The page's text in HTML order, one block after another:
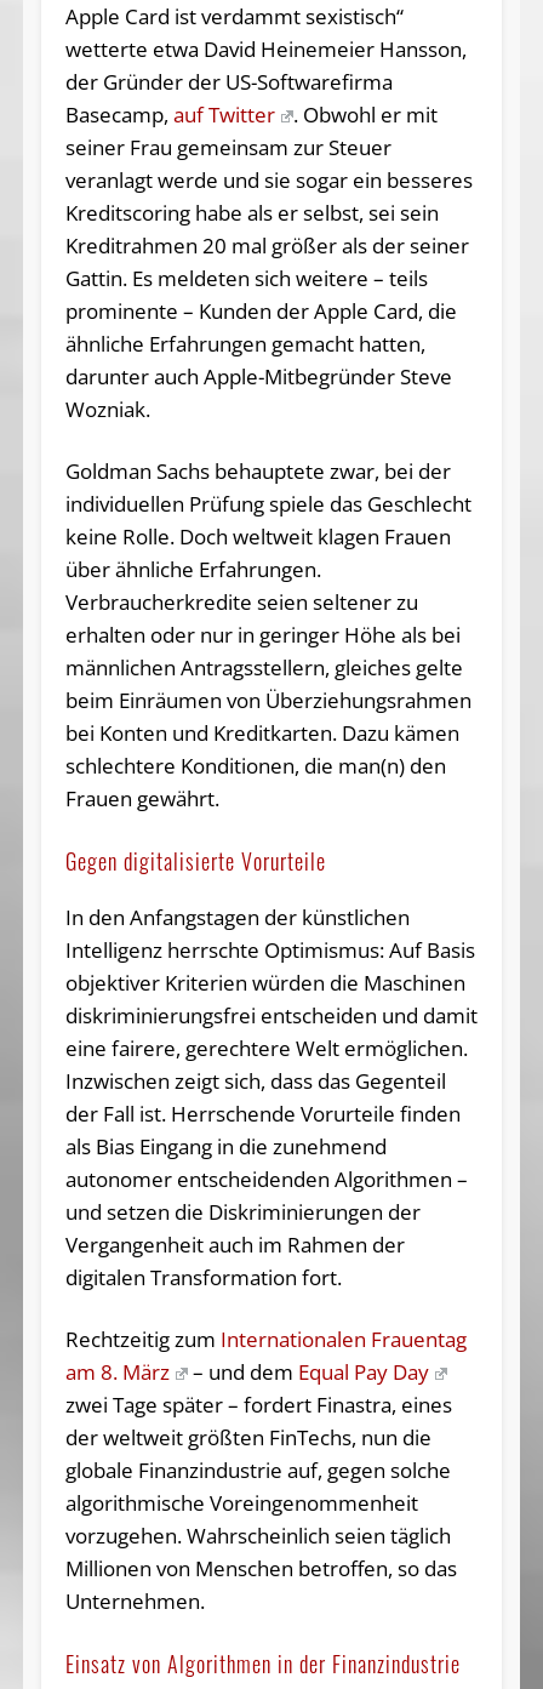
Apple Card ist verdammt sexistisch“
wetterte etwa David Heinemeier Hansson,
der Gründer der US-Softwarefirma
Basecamp, auf Twitter
. Obwohl er mit
seiner Frau gemeinsam zur Steuer
veranlagt werde und sie sogar ein besseres
Kreditscoring habe als er selbst, sei sein
Kreditrahmen 20 mal größer als der seiner
Gattin. Es meldeten sich weitere – teils
prominente – Kunden der Apple Card, die
ähnliche Erfahrungen gemacht hatten,
darunter auch Apple-Mitbegründer Steve
Wozniak.
Goldman Sachs behauptete zwar, bei der
individuellen Prüfung spiele das Geschlecht
keine Rolle. Doch weltweit klagen Frauen
über ähnliche Erfahrungen.
Verbraucherkredite seien seltener zu
erhalten oder nur in geringer Höhe als bei
männlichen Antragsstellern, gleiches gelte
beim Einräumen von Überziehungsrahmen
bei Konten und Kreditkarten. Dazu kämen
schlechtere Konditionen, die man(n) den
Frauen gewährt.
Gegen digitalisierte Vorurteile
In den Anfangstagen der künstlichen
Intelligenz herrschte Optimismus: Auf Basis
objektiver Kriterien würden die Maschinen
diskriminierungsfrei entscheiden und damit
eine fairere, gerechtere Welt ermöglichen.
Inzwischen zeigt sich, dass das Gegenteil
der Fall ist. Herrschende Vorurteile finden
als Bias Eingang in die zunehmend
autonomer entscheidenden Algorithmen –
und setzen die Diskriminierungen der
Vergangenheit auch im Rahmen der
digitalen Transformation fort.
Rechtzeitig zum Internationalen Frauentag
am 8. März
– und dem Equal Pay Day
zwei Tage später – fordert Finastra, eines
der weltweit größten FinTechs, nun die
globale Finanzindustrie auf, gegen solche
algorithmische Voreingenommenheit
vorzugehen. Wahrscheinlich seien täglich
Millionen von Menschen betroffen, so das
Unternehmen.
Einsatz von Algorithmen in der Finanzindustrie